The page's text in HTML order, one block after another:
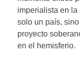
imperialista en la
solo un país,
proyecto
en el hemisferio.